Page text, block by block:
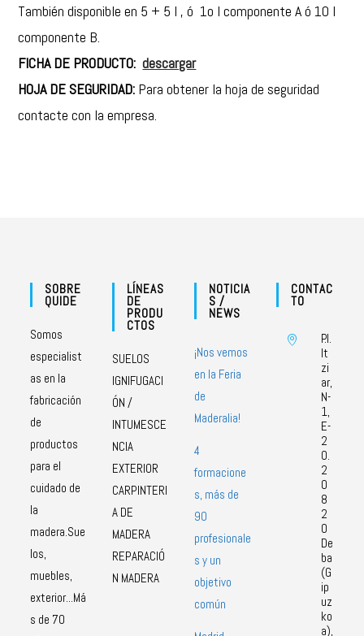
También disponible en 5 + 5 l , ó 1o l componente A ó 10 l
componente B.
FICHA DE PRODUCTO:descargar
HOJA DE SEGURIDAD: Para obtener la hoja de seguridad
contacte con la empresa.
SOBRE
QUIDE
Somos
especialist
as en la
fabricación
de
productos
para el
cuidado de
la
madera.Sue
los,
muebles,
exterior...Má
s de 70
LÍNEAS
DE
PRODU
CTOS
SUELOS
IGNIFUGACI
ÓN /
INTUMESCE
NCIA
EXTERIOR
CARPINTERI
A DE
MADERA
REPARACIÓ
N MADERA
NOTICIA
S /
NEWS
¡Nos vemos
en la Feria
de
Maderalia!
4
formacione
s, más de
90
profesionale
s y un
objetivo
común
CONTAC
TO
P.I.
It
zi
ar,
N-
1,
E-
2
0.
2
0
8
2
0
De
ba
(G
ip
uz
ko
a),